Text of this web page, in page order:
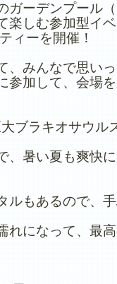
ガーデンプール
楽しむ参加型イ
ィーを開催！
、みんなで思い
参加して、会場
ブラキオサウル
、暑い夏も爽快
ルもあるので、
れになって、最